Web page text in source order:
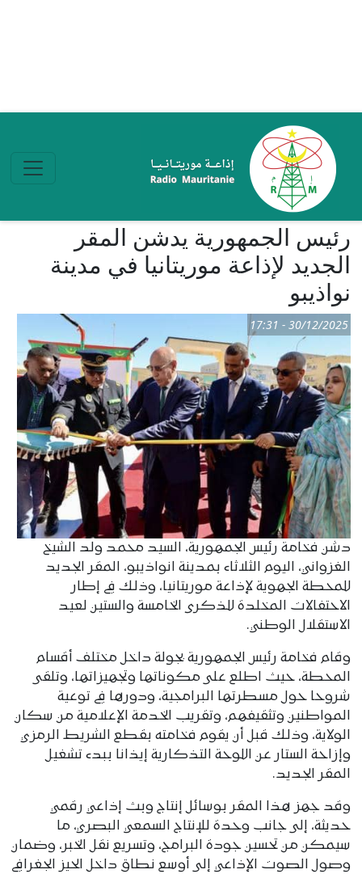
رئيس الجمهورية يدشن المقر
الجديد لإذاعة موريتانيا في مدينة
نواذيبو
30/12/2025 - 17:31
دشن فخامة رئيس الجمهورية، السيد محمد ولد الشيخ
الغزواني، اليوم الثلاثاء بمدينة انواذيبو، المقر الجديد
للمحطة الجهوية لإذاعة موريتانيا، وذلك في إطار
الاحتفالات المخلدة للذكرى الخامسة والستين لعيد
الاستقلال الوطني.
وقام فخامة رئيس الجمهورية بجولة داخل مختلف أقسام
المحطة، حيث اطلع على مكوناتها وتجهيزاتها، وتلقى
شروحا حول مسطرتها البرامجية، ودورها في توعية
المواطنين وتثقيفهم، وتقريب الخدمة الإعلامية من سكان
الولاية، وذلك قبل أن يقوم فخامته بقطع الشريط الرمزي
وإزاحة الستار عن اللوحة التذكارية إيذانا ببدء تشغيل
المقر الجديد.
وقد جهز هذا المقر بوسائل إنتاج وبث إذاعي رقمي
حديثة، إلى جانب وحدة للإنتاج السمعي البصري، ما
سيمكن من تحسين جودة البرامج، وتسريع نقل الخبر، وضمان
وصول الصوت الإذاعي إلى أوسع نطاق داخل الحيز الجغرافي